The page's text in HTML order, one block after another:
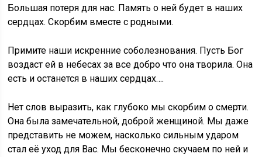
Большая потеря для нас. Память о ней будет в наших
сердцах. Скорбим вместе с родными.
Примите наши искренние соболезнования. Пусть Бог
воздаст ей в небесах за все добро что она творила. Она
есть и останется в наших сердцах….
Нет слов выразить, как глубоко мы скорбим о смерти.
Она была замечательной, доброй женщиной. Мы даже
представить не можем, насколько сильным ударом
стал её уход для Вас. Мы бесконечно скучаем по ней и